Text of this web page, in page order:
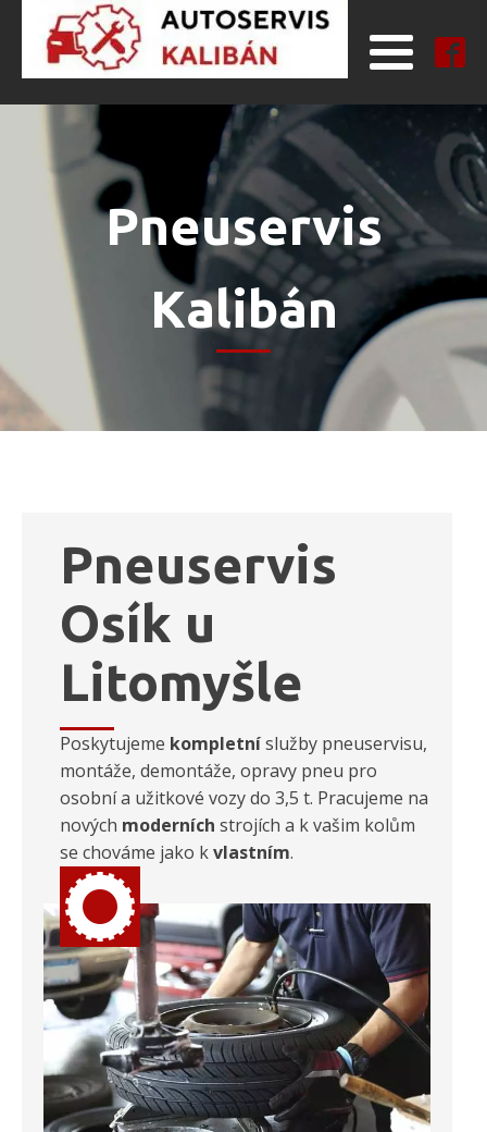
Pneuservis
Kalibán
Pneuservis
Osík u
Litomyšle
Poskytujeme kompletníslužby pneuservisu,
montáže, demontáže, opravy pneu pro
osobní a užitkové vozy do 3,5 t. Pracujeme na
nových moderních strojích a k vašim kolům
se chováme jako kvlastním.